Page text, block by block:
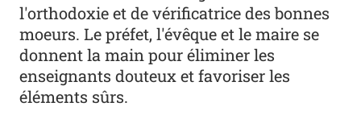
l'orthodoxie et de vérificatrice des bonnes
moeurs. Le préfet, l'évêque et le maire se
donnent la main pour éliminer les
enseignants douteux et favoriser les
éléments sûrs.